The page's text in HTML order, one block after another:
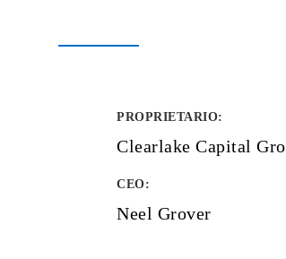
PROPRIETARIO:
Clearlake Capital
CEO:
Neel Grover